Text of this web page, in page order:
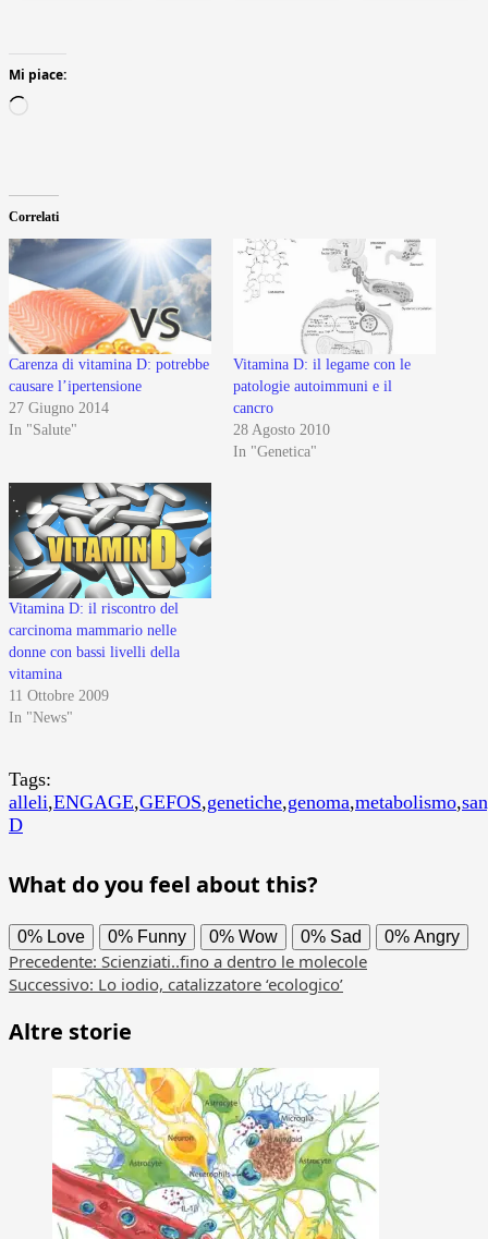
Mi piace:
Correlati
Carenza di vitamina D: potrebbe
causare l’ipertensione
27 Giugno 2014
In "Salute"
Vitamina D: il legame con le
patologie autoimmuni e il
cancro
28 Agosto 2010
In "Genetica"
Vitamina D: il riscontro del
carcinoma mammario nelle
donne con bassi livelli della
vitamina
11 Ottobre 2009
In "News"
Tags:
alleli,ENGAGE,GEFOS,genetiche,genoma,metabolismo,
D
What do you feel about this?
0% Love 0% Funny 0% Wow 0% Sad 0% Angry
Navigazione
articolo
Precedente: Scienziati..fino a dentro le molecole
Successivo: Lo iodio, catalizzatore ‘ecologico’
Altre storie